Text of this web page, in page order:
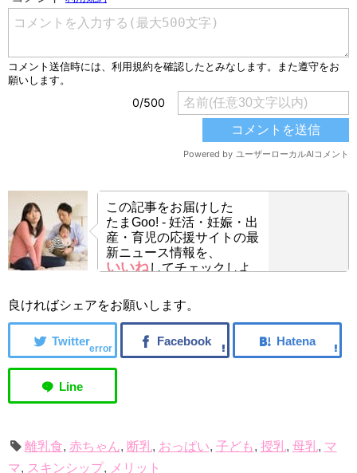
この記事をお届けした
たまGoo! - 妊活・妊娠・出
産・育児の応援サイトの最
新ニュース情報を、
いいねしてチェックしよ
良ければシェアをお願いします。
error
離乳食, 赤ちゃん, 断乳, おっぱい, 子ども, 授乳, 母乳, マ
マ, スキンシップ, メリット